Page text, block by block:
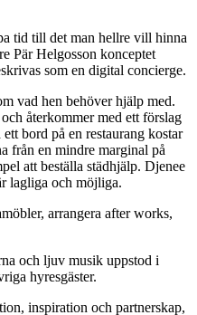
tid till det man hellre vill hinna
Pär Helgosson konceptet
som en digital concierge.
vad hen behöver hjälp med.
återkommer med ett förslag
bord på en restaurang kostar
från en mindre marginal på
att beställa städhjälp. Djenee
lagliga och möjliga.
arrangera after works,
och ljuv musik uppstod i
hyresgäster.
inspiration och partnerskap,